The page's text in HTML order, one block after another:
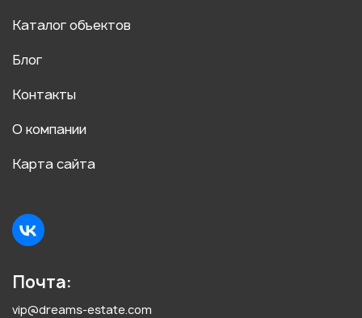
Каталог объектов
Блог
Контакты
О компании
Карта сайта
Почта:
vip@dreams-estate.com